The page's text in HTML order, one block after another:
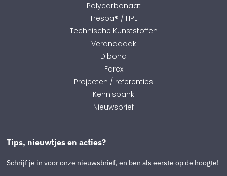
Polycarbonaat
Trespa® / HPL
Technische Kunststoffen
Verandadak
Dibond
Forex
Projecten / referenties
Kennisbank
Nieuwsbrief
Tips, nieuwtjes en acties?
Schrijf je in voor onze nieuwsbrief, en ben als eerste op de hoogte!